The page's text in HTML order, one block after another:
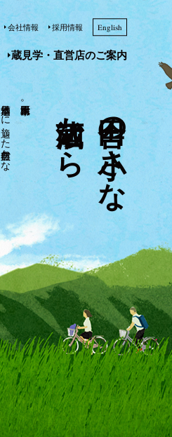
会社情報 採用情報 English
蔵見学・直営店のご案内
田舎の小さな
酒蔵から
栃木県大田原市。
日本酒造りに適した自然豊かな